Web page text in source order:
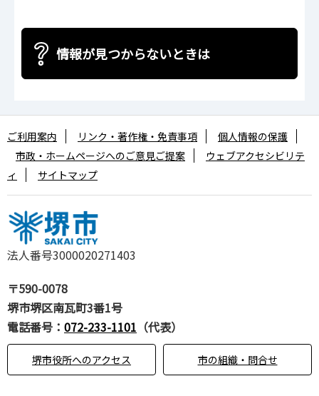
情報が見つからないときは
法人番号3000020271403
〒590-0078
堺市堺区南瓦町3番1号
電話番号： 072-233-1101 （代表）
堺市役所へのアクセス 市の組織・問合せ
ご利用案内 リンク・著作権・免責事項
個人情報の保護
市政・ホームページへのご意見ご提案
ウェブアクセシビリテ
ィ
サイトマップ